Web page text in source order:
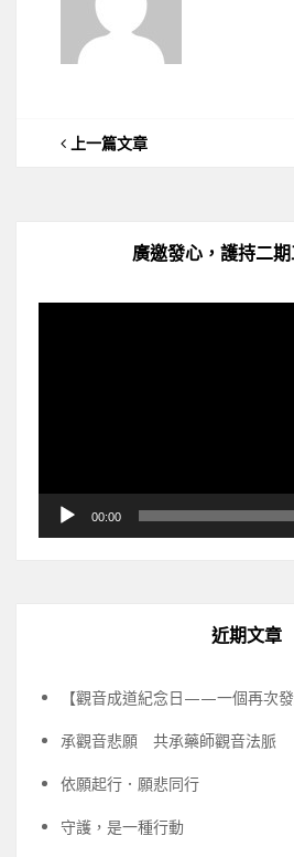
上一篇文章
廣邀發心，護持二
00:00
近期文章
【觀音成道紀念日——一個再次發
承觀音悲願 共承藥師觀音法脈
依願起行．願悲同行
守護，是一種行動